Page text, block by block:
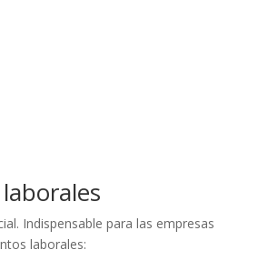
Indispensable para las empresas
laborales: